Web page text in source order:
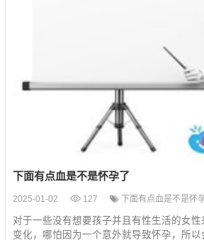
下面有点血是不是怀孕了
2025-01-02 127 下面有点血是不是怀
对于一些没有想要孩子并且有性生活的女
变化，哪怕因为一个意外就导致怀孕，所